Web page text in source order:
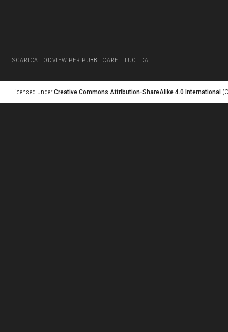
SCARICA LODVIEW PER PUBBLICARE I TUOI DATI
Licensed under Creative Commons Attribution-ShareAlike 4.0 International